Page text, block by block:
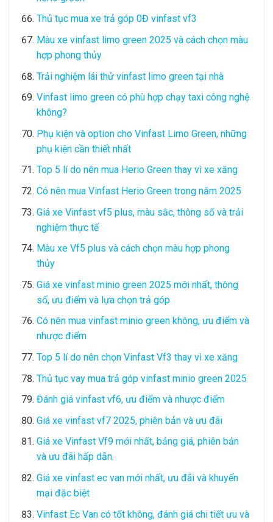
Thủ tục mua xe trả góp 0Đ vinfast vf3
Màu xe vinfast limo green 2025 và cách chọn màu
hợp phong thủy
Trải nghiệm lái thử vinfast limo green tại nhà
Vinfast limo green có phù hợp chạy taxi công nghệ
không?
Phụ kiện và option cho Vinfast Limo Green, những
phụ kiện cần thiết nhất
Top 5 lí do nên mua Herio Green thay vì xe xăng
Có nên mua Vinfast Herio Green trong năm 2025
Giá xe Vinfast vf5 plus, màu sắc, thông số và trải
nghiệm thực tế
Màu xe Vf5 plus và cách chọn màu hợp phong
thủy
Giá xe vinfast minio green 2025 mới nhất, thông
số, ưu điểm và lựa chọn trả góp
Có nên mua vinfast minio green không, ưu điểm và
nhược điểm
Top 5 lí do nên chọn Vinfast Vf3 thay vì xe xăng
Thủ tục vay mua trả góp vinfast minio green 2025
Đánh giá vinfast vf6, ưu điểm và nhược điểm
Giá xe vinfast vf7 2025, phiên bản và ưu đãi
Giá xe Vinfast Vf9 mới nhất, bảng giá, phiên bản
và ưu đãi hấp dẫn.
Giá xe vinfast ec van mới nhất, ưu đãi và khuyến
mại đặc biệt
Vinfast Ec Van có tốt không, đánh giá chi tiết ưu và